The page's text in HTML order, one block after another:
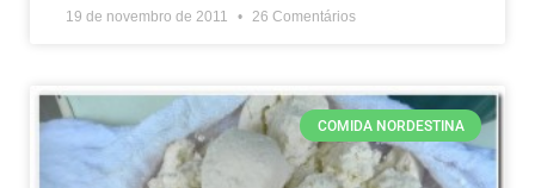
19 de novembro de 2011 26 Comentários
COMIDA NORDESTINA